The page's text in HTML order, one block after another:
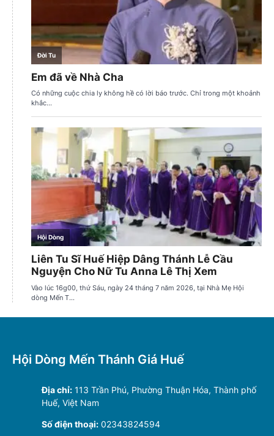
Hội Dòng Mến Thánh Giá Huế
Địa chỉ: 113 Trần Phú, Phường Thuận Hóa, Thành phố
Huế, Việt Nam
Số điện thoại: 02343824594